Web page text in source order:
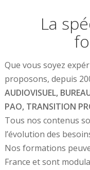
La
Que vous soyez
proposons, depuis
AUDIOVISUEL,
PAO, TRANSITION
Tous nos contenus
l’évolution des
Nos formations
France et sont